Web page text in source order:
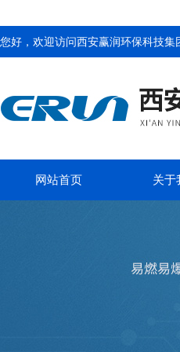
您好，欢迎访问西安赢润环保科技集
网站首页 关于